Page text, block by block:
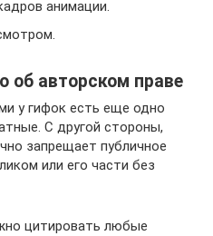
анимации.
об авторском праве
у гифок есть еще одно
С другой стороны,
запрещает публичное
или его части без
цитировать любые